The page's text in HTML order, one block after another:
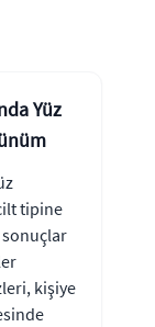
Yüz
tipine
kişiye